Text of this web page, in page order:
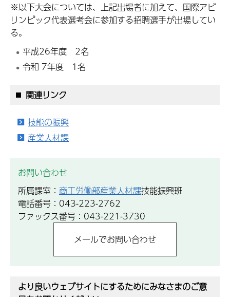
※以下大会については、上記出場者に加えて、国際アビ
リンピック代表選考会に参加する招聘選手が出場してい
る。
平成26年度 2名
令和 7年度 1名
関連リンク
技能の振興
産業人材課
お問い合わせ
所属課室： 商工労働部産業人材課技能振興班
電話番号：043-223-2762
ファックス番号：043-221-3730
より良いウェブサイトにするためにみなさまのご意